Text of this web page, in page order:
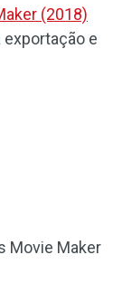
(2018)
e
Movie Maker